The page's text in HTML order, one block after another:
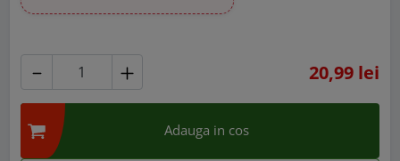
20,99 lei
Adauga in cos